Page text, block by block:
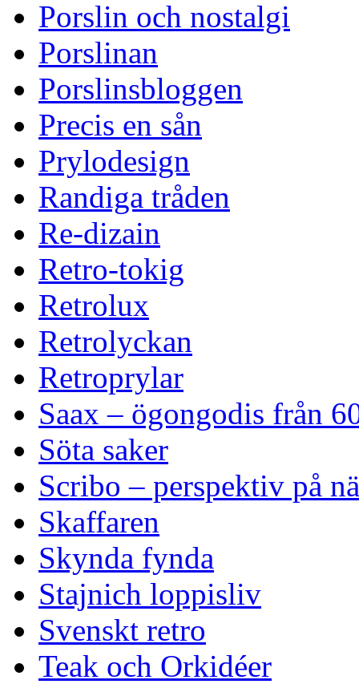
Porslin och nostalgi
Porslinan
Porslinsbloggen
Precis en sån
Prylodesign
Randiga tråden
Re-dizain
Retro-tokig
Retrolux
Retrolyckan
Retroprylar
Saax – ögongodis från
Söta saker
Scribo – perspektiv på
Skaffaren
Skynda fynda
Stajnich loppisliv
Svenskt retro
Teak och Orkidéer